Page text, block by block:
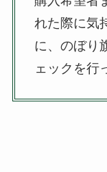
れた際に気
に、のぼり
ェックを行